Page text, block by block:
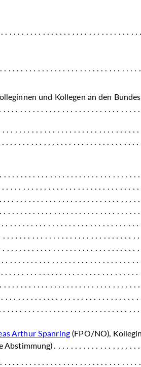
und Kollegen an den
Arthur Spanring (FPÖ/NÖ),
Abstimmung)